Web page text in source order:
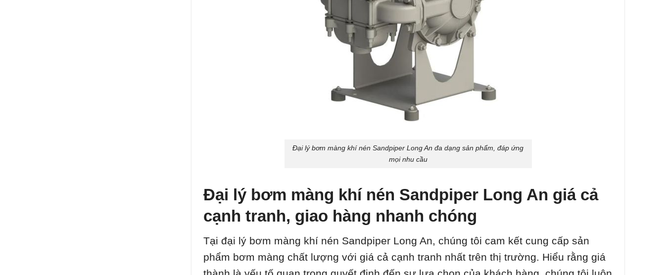
Đại lý bơm màng khí nén Sandpiper Long An đa dạng sản phẩm, đáp ứng
mọi nhu cầu
Đại lý bơm màng khí nén Sandpiper Long An giá cả
cạnh tranh, giao hàng nhanh chóng
Tại đại lý bơm màng khí nén Sandpiper Long An, chúng tôi cam kết cung cấp sản
phẩm bơm màng chất lượng với giá cả cạnh tranh nhất trên thị trường. Hiểu rằng giá